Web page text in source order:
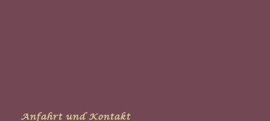
Anfahrt und Kontakt